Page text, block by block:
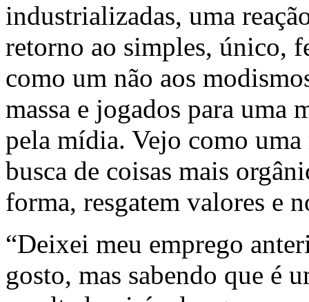
industrializadas, uma
retorno ao simples, único,
como um não aos
massa e jogados para uma
pela mídia. Vejo como
busca de coisas mais
forma, resgatem valores e
“Deixei meu emprego
gosto, mas sabendo que é